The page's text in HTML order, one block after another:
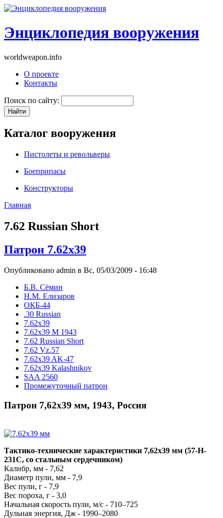
Энциклопедия вооружения
worldweapon.info
О проекте
Контакты
Поиск по сайту:
Каталог вооружения
Пистолеты и револьверы
Боеприпасы
Конструкторы
Главная
7.62 Russian Short
Патрон 7.62х39
Опубликовано admin в Вс, 05/03/2009 - 16:48
Б.В. Сёмин
Н.М. Елизаров
ОКБ-44
.30 Russian
7.62x39
7.62x39 М 1943
7.62 Russian Short
7.62 Vz.57
7.62x39 AK-47
7.62x39 Kalashnikov
SAA 2560
Промежуточный патрон
Патрон 7,62х39 мм, 1943, Россия
Тактико-технические характеристики 7,62х39 мм (57-H-
231C, со стальным сердечником)
Калибр, мм - 7,62
Диаметр пули, мм - 7,9
Вес пули, г - 7,9
Вес пороха, г - 3,0
Начальная скорость пули, м/с - 710–725
Дульная энергия, Дж - 1990–2080